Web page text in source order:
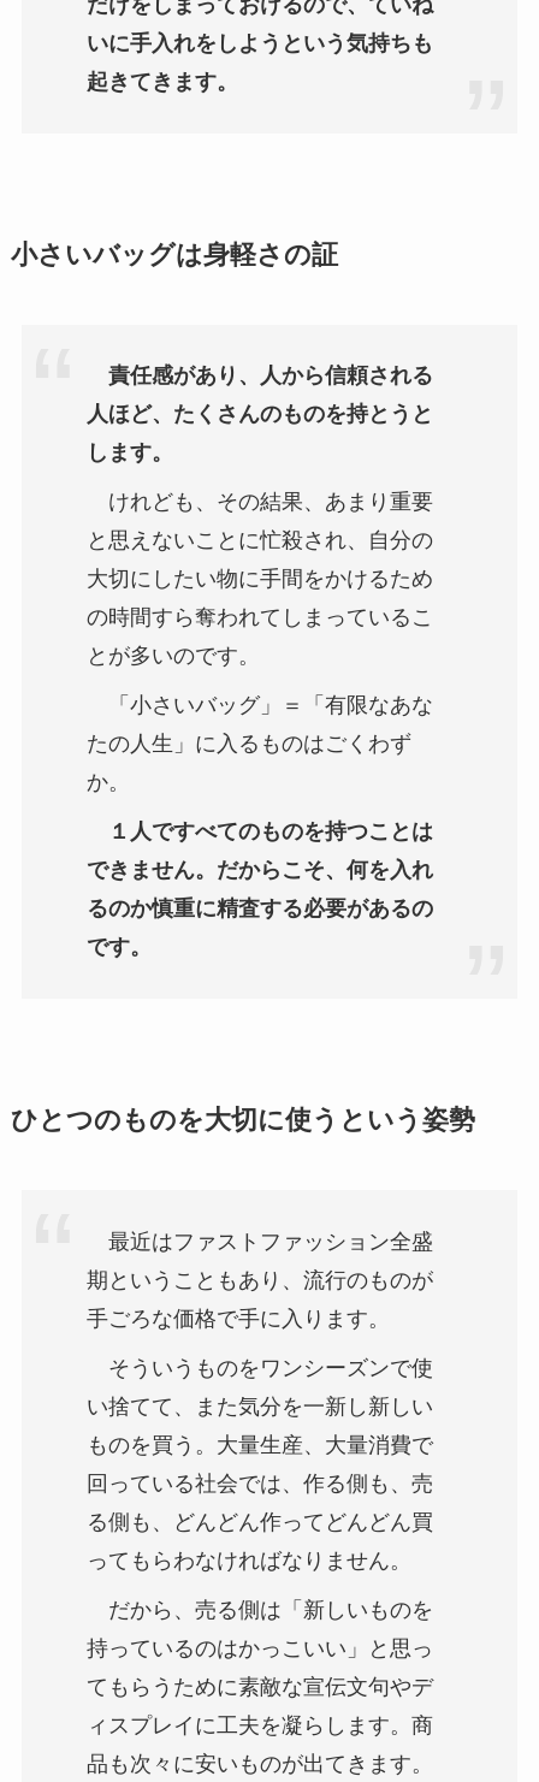
いに手入れをしようという気持ちも
起きてきます。
小さいバッグは身軽さの証
責任感があり、人から信頼される
人ほど、たくさんのものを持とうと
します。
けれども、その結果、あまり重要
と思えないことに忙殺され、自分の
大切にしたい物に手間をかけるため
の時間すら奪われてしまっているこ
とが多いのです。
「小さいバッグ」＝「有限なあな
たの人生」に入るものはごくわず
か。
１人ですべてのものを持つことは
できません。だからこそ、何を入れ
るのか慎重に精査する必要があるの
です。
ひとつのものを大切に使うという姿勢
最近はファストファッション全盛
期ということもあり、流行のものが
手ごろな価格で手に入ります。
そういうものをワンシーズンで使
い捨てて、また気分を一新し新しい
ものを買う。大量生産、大量消費で
回っている社会では、作る側も、売
る側も、どんどん作ってどんどん買
ってもらわなければなりません。
だから、売る側は「新しいものを
持っているのはかっこいい」と思っ
てもらうために素敵な宣伝文句やデ
ィスプレイに工夫を凝らします。商
品も次々に安いものが出てきます。